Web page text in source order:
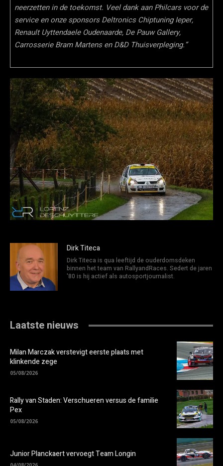
neerzetten in de toekomst. Veeldank aan Philcars voor de
service en onze sponsors Deltronics Chiptuning Ieper,
Renault Uyttendaele Oudenaarde, De Pauw Gallery,
Carrosserie Bram Martens en D&D Thuisverpleging.”
Dirk Titeca
Dirk Titeca is qua leeftijd de ouderdomsdeken
binnen het team van RallyandRaces. Sedert de jaren
'80 is hij actief als autosportjournalist.
Laatste nieuws
Milan Marczak verstevigt eerste plaats met
klinkende zege
05/08/2026
Rally van Staden: Verschueren versus de familie
Pex
05/08/2026
Junior Planckaert vervoegt Team Longin